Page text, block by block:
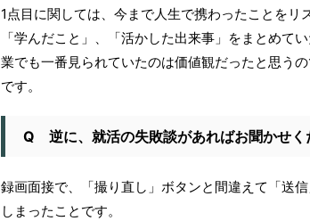
1点目に関しては、今まで人生で携わったことをリ
「学んだこと」、「活かした出来事」をまとめて
業でも一番見られていたのは価値観だったと思う
です。
Q 逆に、就活の失敗談があればお聞かせく
録画面接で、「撮り直し」ボタンと間違えて「送
しまったことです。